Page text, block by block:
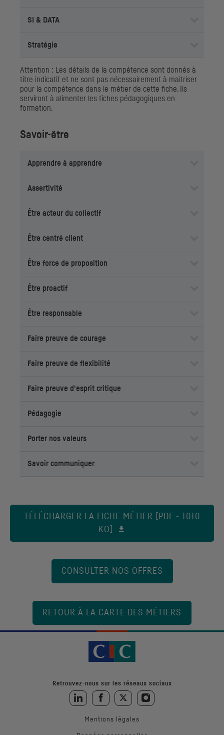
SI & DATA
Stratégie
Attention : Les détails de la compétence sont donnés à
titre indicatif et ne sont pas nécessairement à maitriser
pour la compétence dans le métier de cette fiche. Ils
serviront à alimenter les fiches pédagogiques en
formation.
Savoir-être
Apprendre à apprendre
Assertivité
Être acteur du collectif
Être centré client
Être force de proposition
Être proactif
Être responsable
Faire preuve de courage
Faire preuve de flexibilité
Faire preuve d'esprit critique
Pédagogie
Porter nos valeurs
Savoir communiquer
TÉLÉCHARGER LA FICHE MÉTIER [PDF - 1010
KO]
CONSULTER NOS OFFRES
RETOUR À LA CARTE DES MÉTIERS
Retrouvez-nous sur les réseaux sociaux
Retrouvez-nous sur LinkedIn
Retrouvez-nous sur Facebook
Retrouvez-nous sur Twitter
Retrouvez-nous sur
Mentions légales